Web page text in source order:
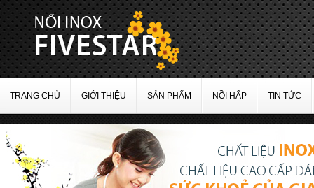
TRANG CHỦ GIỚI THIỆU SẢN PHẨM NỒI HẤP TIN TỨC